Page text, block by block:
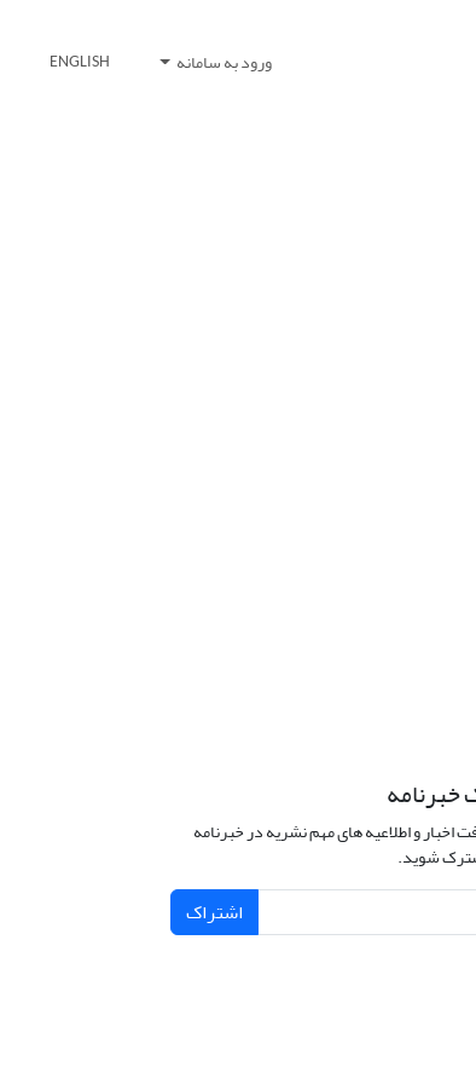
ورود به سامانه ENGLISH
خبرنامه
اخبار و اطلاعیه های مهم نشریه در خبرنامه
شوید.
اشتراک